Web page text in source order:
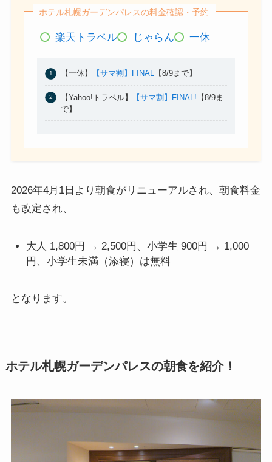
ホテル札幌ガーデンパレスの料金確認・予約
楽天トラベル じゃらん 一休
【一休】 【サマ割】FINAL【8/9まで】
【Yahoo!トラベル】 【サマ割】FINAL! 【8/9ま
で】
2026年4月1日より朝食がリニューアルされ、朝食料金
も改定され、
大人 1,800円 → 2,500円、小学生 900円 → 1,000
円、小学生未満（添寝）は無料
となります。
ホテル札幌ガーデンパレスの朝食を紹介！